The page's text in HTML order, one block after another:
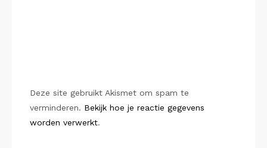
Deze site gebruikt Akismet om spam te
verminderen. Bekijk hoe je reactie gegevens
worden verwerkt.